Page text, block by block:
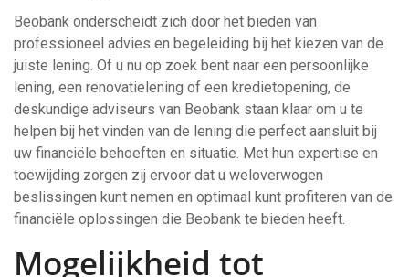
Beobank onderscheidt zich door het bieden van
professioneel advies en begeleiding bij het kiezen van de
juiste lening. Of u nu op zoek bent naar een persoonlijke
lening, een renovatielening of een kredietopening, de
deskundige adviseurs van Beobank staan klaar om u te
helpen bij het vinden van de lening die perfect aansluit bij
uw financiële behoeften en situatie. Met hun expertise en
toewijding zorgen zij ervoor dat u weloverwogen
beslissingen kunt nemen en optimaal kunt profiteren van de
financiële oplossingen die Beobank te bieden heeft.
Mogelijkheid tot